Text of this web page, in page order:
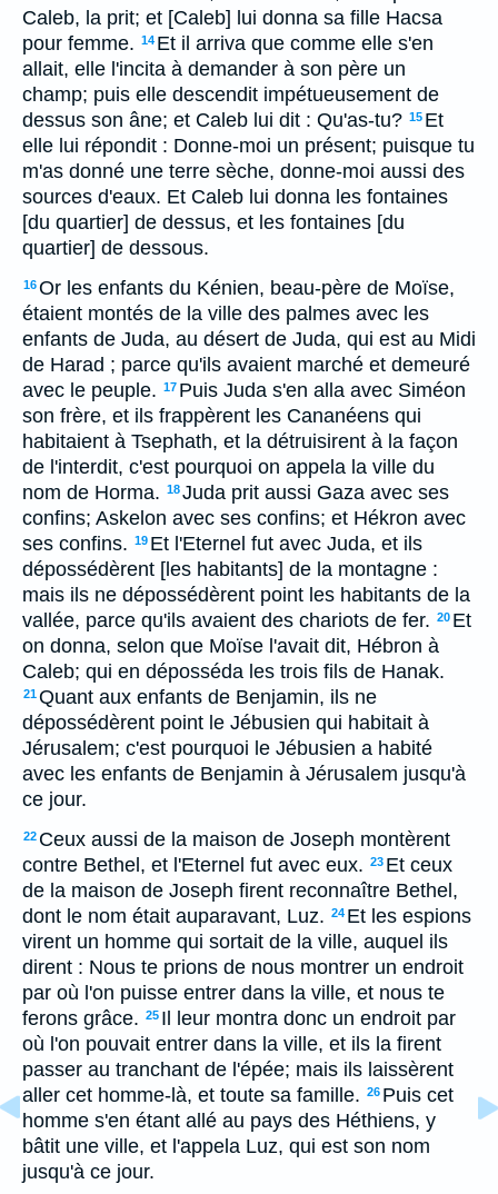
Caleb, la prit; et [Caleb] lui donna sa fille Hacsa
pour femme. 14 Et il arriva que comme elle s'en
allait, elle l'incita à demander à son père un
champ; puis elle descendit impétueusement de
dessus son âne; et Caleb lui dit : Qu'as-tu? 15 Et
elle lui répondit : Donne-moi un présent; puisque tu
m'as donné une terre sèche, donne-moi aussi des
sources d'eaux. Et Caleb lui donna les fontaines
[du quartier] de dessus, et les fontaines [du
quartier] de dessous.
16Or les enfants du Kénien, beau-père de Moïse,
étaient montés de la ville des palmes avec les
enfants de Juda, au désert de Juda, qui est au Midi
de Harad ; parce qu'ils avaient marché et demeuré
avec le peuple. 17 Puis Juda s'en alla avec Siméon
son frère, et ils frappèrent les Cananéens qui
habitaient à Tsephath, et la détruisirent à la façon
de l'interdit, c'est pourquoi on appela la ville du
nom de Horma. 18Juda prit aussi Gaza avec ses
confins; Askelon avec ses confins; et Hékron avec
ses confins. 19 Et l'Eternel fut avec Juda, et ils
dépossédèrent [les habitants] de la montagne :
mais ils ne dépossédèrent point les habitants de la
vallée, parce qu'ils avaient des chariots de fer. 20 Et
on donna, selon que Moïse l'avait dit, Hébron à
Caleb; qui en déposséda les trois fils de Hanak.
21Quant aux enfants de Benjamin, ils ne
dépossédèrent point le Jébusien qui habitait à
Jérusalem; c'est pourquoi le Jébusien a habité
avec les enfants de Benjamin à Jérusalem jusqu'à
ce jour.
22 Ceux aussi de la maison de Joseph montèrent
contre Bethel, et l'Eternel fut avec eux. 23 Et ceux
de la maison de Joseph firent reconnaître Bethel,
dont le nom était auparavant, Luz. 24 Et les espions
virent un homme qui sortait de la ville, auquel ils
dirent : Nous te prions de nous montrer un endroit
par où l'on puisse entrer dans la ville, et nous te
ferons grâce. 25 Il leur montra donc un endroit par
où l'on pouvait entrer dans la ville, et ils la firent
passer au tranchant de l'épée; mais ils laissèrent
aller cet homme-là, et toute sa famille. 26 Puis cet
homme s'en étant allé au pays des Héthiens, y
bâtit une ville, et l'appela Luz, qui est son nom
jusqu'à ce jour.